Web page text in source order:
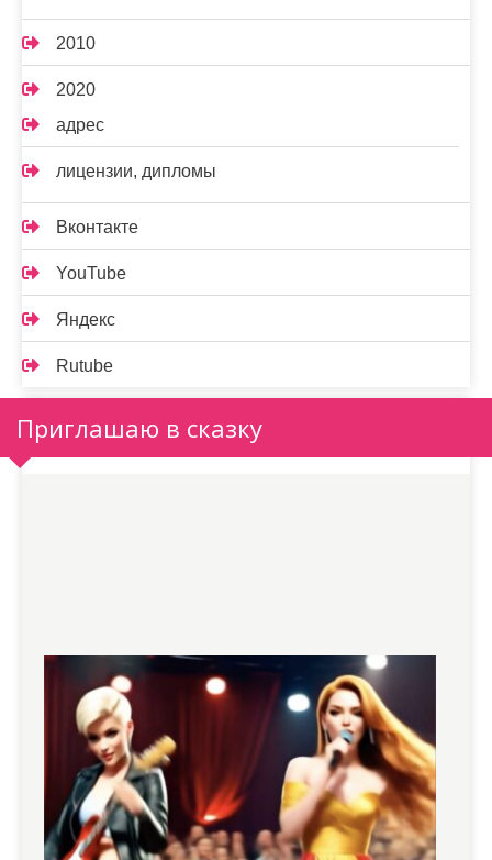
2010
2020
адрес
лицензии, дипломы
Вконтакте
YouTube
Яндекс
Rutube
Приглашаю в сказку